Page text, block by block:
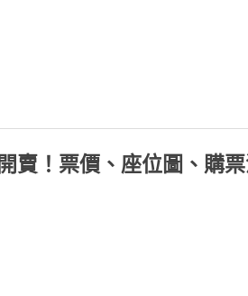
賣！票價、座位圖、購